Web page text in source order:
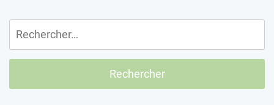
Rechercher :